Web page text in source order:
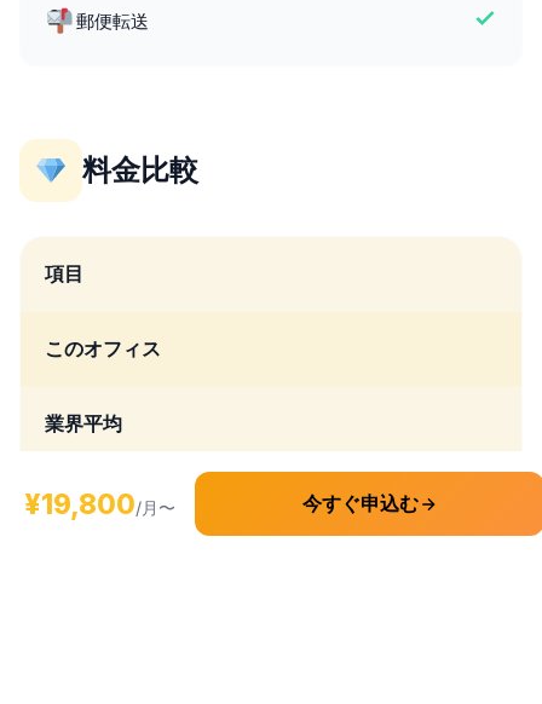
郵便転送
料金比較
項目
このオフィス
業界平均
月額料金
¥19,800/月〜 今すぐ申込む